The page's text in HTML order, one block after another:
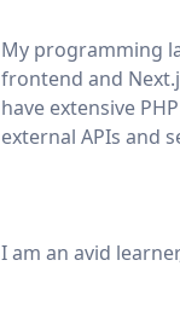
My programming
frontend and
have extensive
external APIs and
I am an avid